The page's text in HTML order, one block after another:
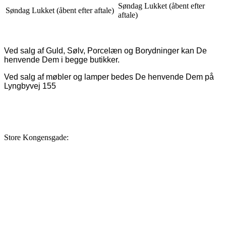
Søndag Lukket (åbent efter aftale)
Søndag Lukket (åbent efter
aftale)
Ved salg af Guld, Sølv, Porcelæn og Borydninger kan De
henvende Dem i begge butikker.
Ved salg af møbler og lamper bedes De henvende Dem på
Lyngbyvej 155
Store Kongensgade: